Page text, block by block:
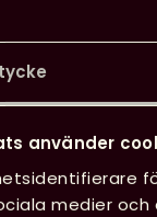
använder
medier
från
ökade under
med hela
i
som